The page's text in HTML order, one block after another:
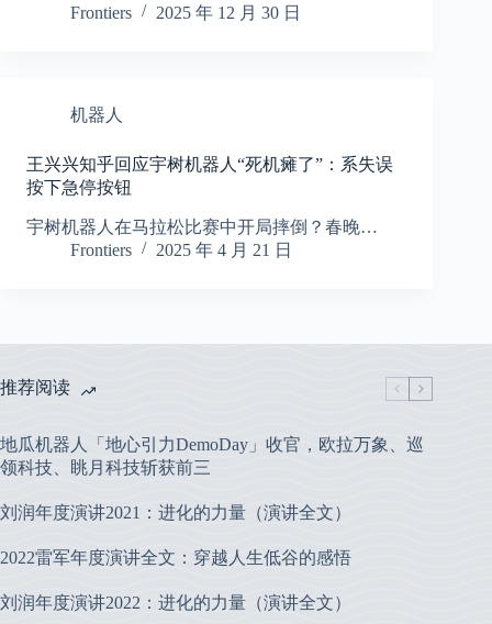
Frontiers
2025 年 12 月 30 日
机器人
王兴兴知乎回应宇树机器人“死机瘫了”：系失误
按下急停按钮
宇树机器人在马拉松比赛中开局摔倒？春晚…
Frontiers
2025 年 4 月 21 日
推荐阅读
地瓜机器人「地心引力DemoDay」收官，欧拉万象、巡
领科技、眺月科技斩获前三
刘润年度演讲2021：进化的力量（演讲全文）
2022雷军年度演讲全文：穿越人生低谷的感悟
刘润年度演讲2022：进化的力量（演讲全文）